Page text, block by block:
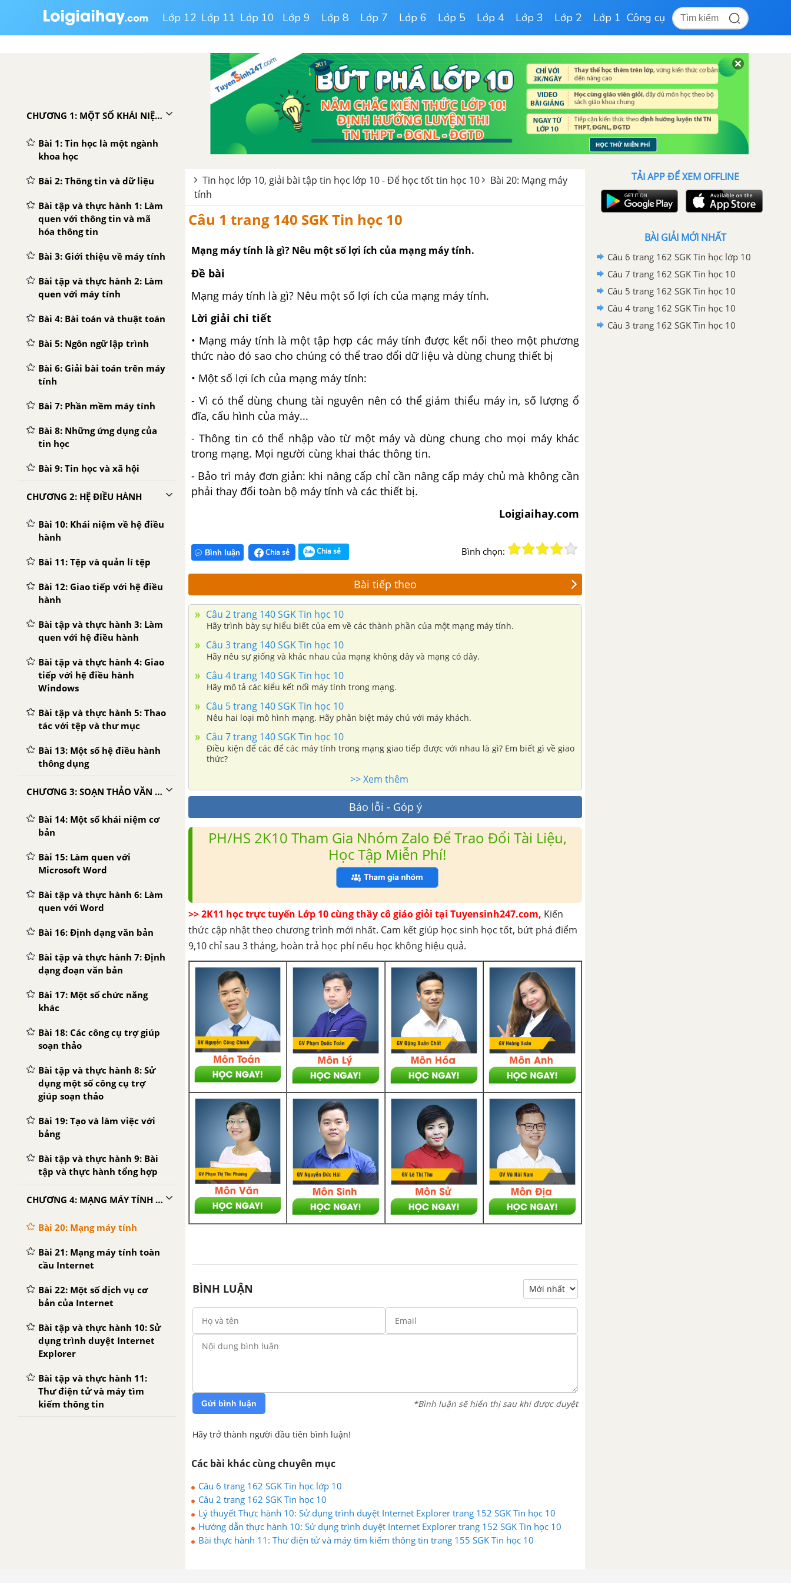
Lớp 12 Lớp 11 Lớp 10 Lớp 9 Lớp 8 Lớp 7 Lớp 6 Lớp 5 Lớp 4 Lớp 3 Lớp 2 Lớp 1 Công cụ
CHƯƠNG 1: MỘT SỐ KHÁI NIỆM CƠ BẢN CỦA TIN HỌC
Bài 1: Tin học là một ngành
khoa học
Bài 2: Thông tin và dữ liệu
Bài tập và thực hành 1: Làm
quen với thông tin và mã
hóa thông tin
Bài 3: Giới thiệu về máy tính
Bài tập và thực hành 2: Làm
quen với máy tính
Bài 4: Bài toán và thuật toán
Bài 5: Ngôn ngữ lập trình
Bài 6: Giải bài toán trên máy
tính
Bài 7: Phần mềm máy tính
Bài 8: Những ứng dụng của
tin học
Bài 9: Tin học và xã hội
CHƯƠNG 2: HỆ ĐIỀU HÀNH
Bài 10: Khái niệm về hệ điều
hành
Bài 11: Tệp và quản lí tệp
Bài 12: Giao tiếp với hệ điều
hành
Bài tập và thực hành 3: Làm
quen với hệ điều hành
Bài tập và thực hành 4: Giao
tiếp với hệ điều hành
Windows
Bài tập và thực hành 5: Thao
tác với tệp và thư mục
Bài 13: Một số hệ điều hành
thông dụng
CHƯƠNG 3: SOẠN THẢO VĂN BẢN
Bài 14: Một số khái niệm cơ
bản
Bài 15: Làm quen với
Microsoft Word
Bài tập và thực hành 6: Làm
quen với Word
Bài 16: Định dạng văn bản
Bài tập và thực hành 7: Định
dạng đoạn văn bản
Bài 17: Một số chức năng
khác
Bài 18: Các công cụ trợ giúp
soạn thảo
Bài tập và thực hành 8: Sử
dụng một số công cụ trợ
giúp soạn thảo
Bài 19: Tạo và làm việc với
bảng
Bài tập và thực hành 9: Bài
tập và thực hành tổng hợp
CHƯƠNG 4: MẠNG MÁY TÍNH VÀ INTERNET
Bài 20: Mạng máy tính
Bài 21: Mạng máy tính toàn
cầu Internet
Bài 22: Một số dịch vụ cơ
bản của Internet
Bài tập và thực hành 10: Sử
dụng trình duyệt Internet
Explorer
Bài tập và thực hành 11:
Thư điện tử và máy tìm
kiếm thông tin
Tin học lớp 10, giải bài tập tin học lớp 10 - Để học tốt tin học 10
Bài 20: Mạng máy
tính
Câu 1 trang 140 SGK Tin học 10
Mạng máy tính là gì? Nêu một số lợi ích của mạng máy tính.
Đề bài
Mạng máy tính là gì? Nêu một số lợi ích của mạng máy tính.
Lời giải chi tiết
• Mạng máy tính là một tập hợp các máy tính được kết nối theo một phương
thức nào đó sao cho chúng có thể trao đổi dữ liệu và dùng chung thiết bị
• Một số lợi ích của mạng máy tính:
- Vì có thể dùng chung tài nguyên nên có thể giảm thiểu máy in, số lượng ổ
đĩa, cấu hình của máy...
- Thông tin có thể nhập vào từ một máy và dùng chung cho mọi máy khác
trong mạng. Mọi người cùng khai thác thông tin.
- Bảo trì máy đơn giản: khi nâng cấp chỉ cần nâng cấp máy chủ mà không cần
phải thay đổi toàn bộ máy tính và các thiết bị.
Loigiaihay.com
Bình luận Chia sẻ Chia sẻ Bình chọn:
Bài tiếp theo
Câu 2 trang 140 SGK Tin học 10
Hãy trình bày sự hiểu biết của em về các thành phần của một mạng máy tính.
Câu 3 trang 140 SGK Tin học 10
Hãy nêu sự giống và khác nhau của mạng không dây và mạng có dây.
Câu 4 trang 140 SGK Tin học 10
Hãy mô tả các kiểu kết nối máy tính trong mạng.
Câu 5 trang 140 SGK Tin học 10
Nêu hai loại mô hình mạng. Hãy phân biệt máy chủ với máy khách.
Câu 7 trang 140 SGK Tin học 10
Điều kiện để các để các máy tính trong mạng giao tiếp được với nhau là gì? Em biết gì về giao
thức?
>> Xem thêm
Báo lỗi - Góp ý
PH/HS 2K10 Tham Gia Nhóm Zalo Để Trao Đổi Tài Liệu,
Học Tập Miễn Phí!
>> 2K11 học trực tuyến Lớp 10 cùng thầy cô giáo giỏi tại Tuyensinh247.com, Kiến
thức cập nhật theo chương trình mới nhất. Cam kết giúp học sinh học tốt, bứt phá điểm
9,10 chỉ sau 3 tháng, hoàn trả học phí nếu học không hiệu quả.
BÌNH LUẬN
Gửi bình luận *Bình luận sẽ hiển thị sau khi được duyệt
Hãy trở thành người đầu tiên bình luận!
Các bài khác cùng chuyên mục
Câu 6 trang 162 SGK Tin học lớp 10
Câu 2 trang 162 SGK Tin học 10
Lý thuyết Thực hành 10: Sử dụng trình duyệt Internet Explorer trang 152 SGK Tin học 10
Hướng dẫn thực hành 10: Sử dụng trình duyệt Internet Explorer trang 152 SGK Tin học 10
Bài thực hành 11: Thư điện tử và máy tìm kiếm thông tin trang 155 SGK Tin học 10
TẢI APP ĐỂ XEM OFFLINE
BÀI GIẢI MỚI NHẤT
Câu 6 trang 162 SGK Tin học lớp 10
Câu 7 trang 162 SGK Tin học 10
Câu 5 trang 162 SGK Tin học 10
Câu 4 trang 162 SGK Tin học 10
Câu 3 trang 162 SGK Tin học 10